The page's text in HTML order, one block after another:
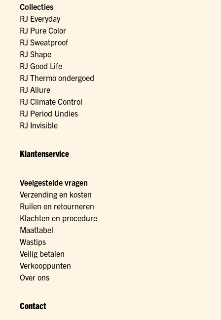
Collecties
RJ Everyday
RJ Pure Color
RJ Sweatproof
RJ Shape
RJ Good Life
RJ Thermo ondergoed
RJ Allure
RJ Climate Control
RJ Period Undies
RJ Invisible
Klantenservice
Veelgestelde vragen
Verzending en kosten
Ruilen en retourneren
Klachten en procedure
Maattabel
Wastips
Veilig betalen
Verkooppunten
Over ons
Contact